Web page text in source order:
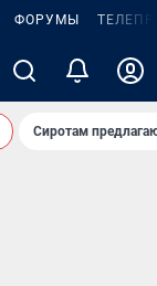
ФОРУМЫ
Сиротам